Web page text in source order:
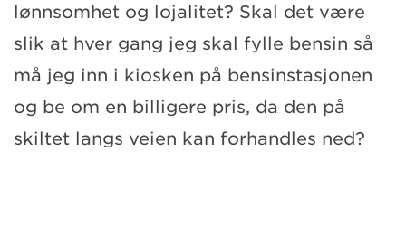
lønnsomhet og lojalitet? Skal det være
slik at hver gang jeg skal fylle bensin så
må jeg inn i kiosken på bensinstasjonen
og be om en billigere pris, da den på
skiltet langs veien kan forhandles ned?